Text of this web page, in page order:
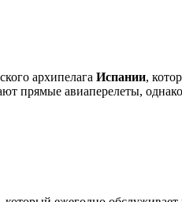
архипелага Испании,
прямые авиаперелеты,